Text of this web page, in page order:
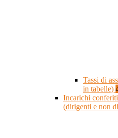
Tassi di
in tabelle)
Incarichi
(dirigenti e non